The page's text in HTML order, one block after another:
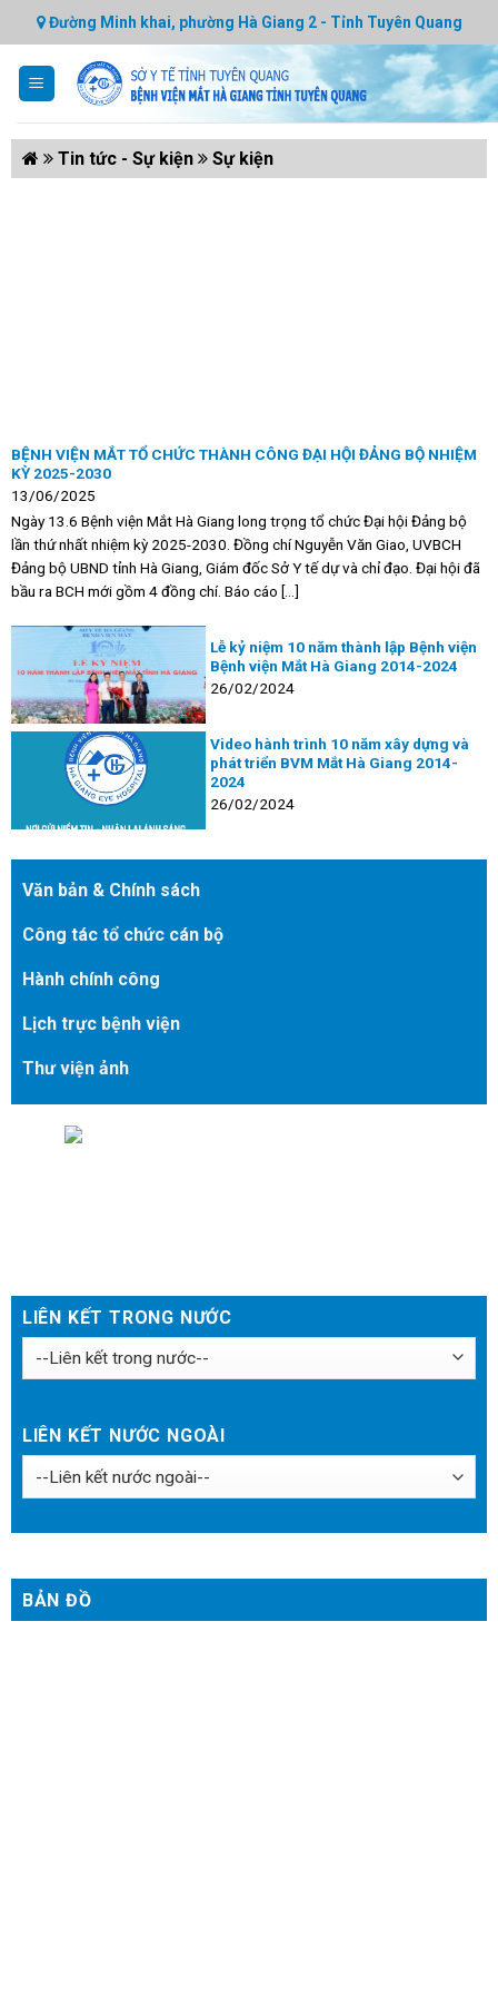
to
content
Đường Minh khai, phường Hà Giang 2 - Tỉnh Tuyên Quang
Tin tức - Sự kiện Sự kiện
BỆNH VIỆN MẮT TỔ CHỨC THÀNH CÔNG ĐẠI HỘI ĐẢNG BỘ NHIỆM
KỲ 2025-2030
13/06/2025
Ngày 13.6 Bệnh viện Mắt Hà Giang long trọng tổ chức Đại hội Đảng bộ
lần thứ nhất nhiệm kỳ 2025-2030. Đồng chí Nguyễn Văn Giao, UVBCH
Đảng bộ UBND tỉnh Hà Giang, Giám đốc Sở Y tế dự và chỉ đạo. Đại hội đã
bầu ra BCH mới gồm 4 đồng chí. Báo cáo [...]
Lễ kỷ niệm 10 năm thành lập Bệnh viện
Bệnh viện Mắt Hà Giang 2014-2024
26/02/2024
Video hành trình 10 năm xây dựng và
phát triển BVM Mắt Hà Giang 2014-
2024
26/02/2024
Văn bản & Chính sách
Công tác tổ chức cán bộ
Hành chính công
Lịch trực bệnh viện
Thư viện ảnh
LIÊN KẾT TRONG NƯỚC
LIÊN KẾT NƯỚC NGOÀI
BẢN ĐỒ